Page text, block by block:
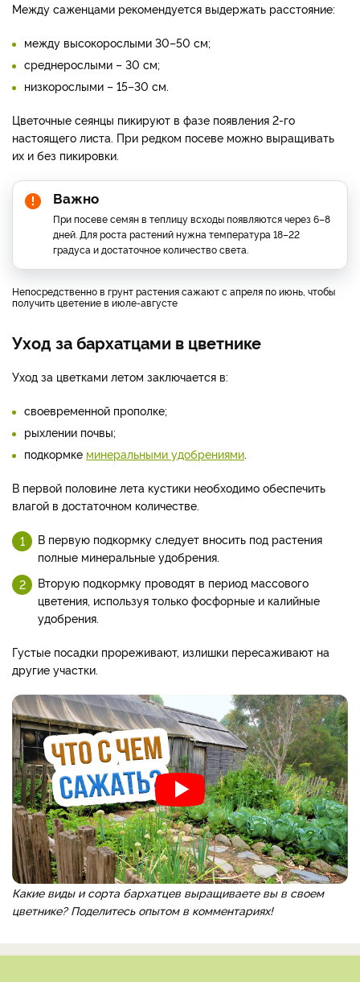
Между саженцами рекомендуется выдержать расстояние:
между высокорослыми 30–50 см;
среднерослыми – 30 см;
низкорослыми – 15–30 см.
Цветочные сеянцы пикируют в фазе появления 2-го
настоящего листа. При редком посеве можно выращивать
их и без пикировки.
Важно
При посеве семян в теплицу всходы появляются через 6–8
дней. Для роста растений нужна температура 18–22
градуса и достаточное количество света.
Непосредственно в грунт растения сажают с апреля по июнь, чтобы
получить цветение в июле-августе
Уход за бархатцами в цветнике
Уход за цветками летом заключается в:
своевременной прополке;
рыхлении почвы;
подкормке минеральными удобрениями.
В первой половине лета кустики необходимо обеспечить
влагой в достаточном количестве.
В первую подкормку следует вносить под растения
полные минеральные удобрения.
Вторую подкормку проводят в период массового
цветения, используя только фосфорные и калийные
удобрения.
Густые посадки прореживают, излишки пересаживают на
другие участки.
Какие виды и сорта бархатцев выращиваете вы в своем
цветнике? Поделитесь опытом в комментариях!